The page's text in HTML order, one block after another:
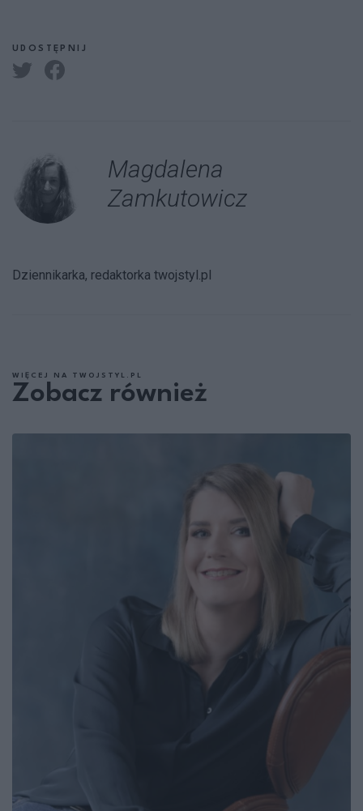
UDOSTĘPNIJ
Magdalena
Zamkutowicz
Dziennikarka, redaktorka twojstyl.pl
WIĘCEJ NA TWOJSTYL.PL
Zobacz również